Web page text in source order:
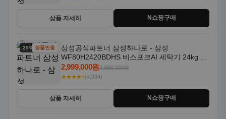
상품 자세히 N쇼핑구매
25% 할인정품인증
삼성공식파트너 삼성하나로 - 삼성
WF80H2420BDHS 비스포크AI 세탁기 24kg 건
조기 20kg 세제자동투입
2,999,000원3,998,000원
★★★★⭐(4,034)
상품 자세히 N쇼핑구매